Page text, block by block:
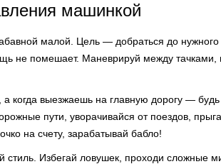
машинкой
малой. Цель — добраться до
не помешает. Маневрируй между тачками,
когда выезжаешь на главную дорогу —
пути, уворачивайся от поездов,
на счету, зарабатывай бабло!
Избегай ловушек, проходи сложные